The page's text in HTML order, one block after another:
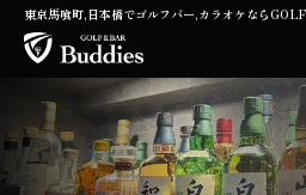
東京馬喰町,日本橋でゴルフバー,カラオケなら